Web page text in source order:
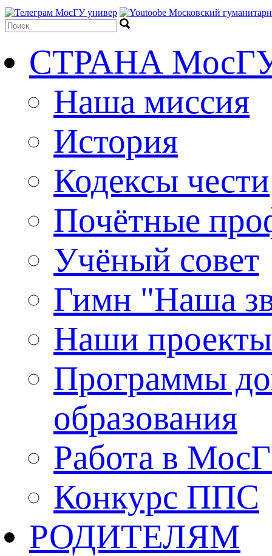
СТРАНА
Наша миссия
История
Кодексы чести
Почётные
Учёный совет
Гимн "Наша
Наши проекты
Программы
образования
Работа в
Конкурс ППС
РОДИТЕЛЯМ